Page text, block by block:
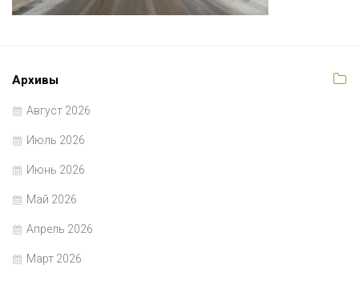
Архивы
Август 2026
Июль 2026
Июнь 2026
Май 2026
Апрель 2026
Март 2026